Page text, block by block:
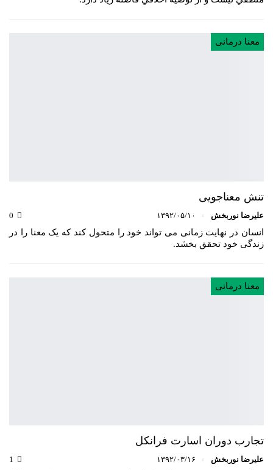
معنا درمانی
تنش معناجویی
علیرضا نوربخش ۱۳۹۲/۰۵/۱۰
انسان در نهایت زمانی می تواند خود را متحول کند که یک معنا را در
زندگی خود تحقق بخشد.
معنا درمانی
تجارب دوران اسارت فرانکل
علیرضا نوربخش ۱۳۹۲/۰۳/۱۶